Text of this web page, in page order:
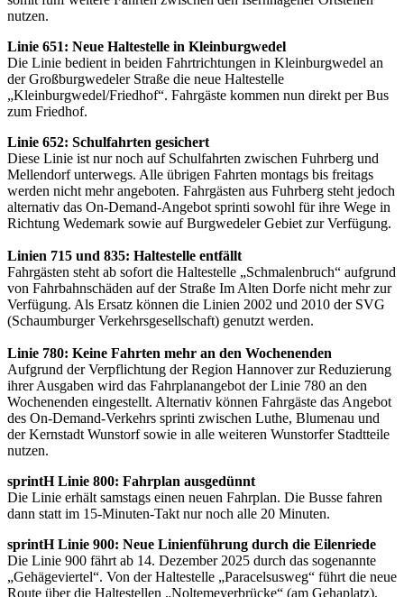
nutzen.
Linie 651: Neue Haltestelle in Kleinburgwedel
Die Linie bedient in beiden Fahrtrichtungen in Kleinburgwedel an
der Großburgwedeler Straße die neue Haltestelle
„Kleinburgwedel/Friedhof“. Fahrgäste kommen nun direkt per Bus
zum Friedhof.
Linie 652: Schulfahrten gesichert
Diese Linie ist nur noch auf Schulfahrten zwischen Fuhrberg und
Mellendorf unterwegs. Alle übrigen Fahrten montags bis freitags
werden nicht mehr angeboten. Fahrgästen aus Fuhrberg steht jedoch
alternativ das On-Demand-Angebot sprinti sowohl für ihre Wege in
Richtung Wedemark sowie auf Burgwedeler Gebiet zur Verfügung.
Linien 715 und 835: Haltestelle entfällt
Fahrgästen steht ab sofort die Haltestelle „Schmalenbruch“ aufgrund
von Fahrbahnschäden auf der Straße Im Alten Dorfe nicht mehr zur
Verfügung. Als Ersatz können die Linien 2002 und 2010 der SVG
(Schaumburger Verkehrsgesellschaft) genutzt werden.
Linie 780: Keine Fahrten mehr an den Wochenenden
Aufgrund der Verpflichtung der Region Hannover zur Reduzierung
ihrer Ausgaben wird das Fahrplanangebot der Linie 780 an den
Wochenenden eingestellt. Alternativ können Fahrgäste das Angebot
des On-Demand-Verkehrs sprinti zwischen Luthe, Blumenau und
der Kernstadt Wunstorf sowie in alle weiteren Wunstorfer Stadtteile
nutzen.
sprintH Linie 800: Fahrplan ausgedünnt
Die Linie erhält samstags einen neuen Fahrplan. Die Busse fahren
dann statt im 15-Minuten-Takt nur noch alle 20 Minuten.
sprintH Linie 900: Neue Linienführung durch die Eilenriede
Die Linie 900 fährt ab 14. Dezember 2025 durch das sogenannte
„Gehägeviertel“. Von der Haltestelle „Paracelsusweg“ führt die neue
Route über die Haltestellen „Noltemeyerbrücke“ (am Gehaplatz),